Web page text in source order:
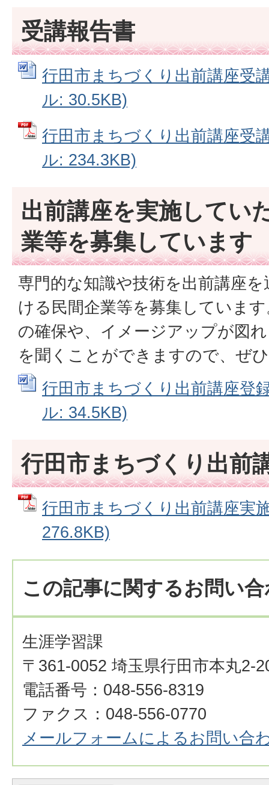
受講報告書
行田市まちづくり出前講座受
ル: 30.5KB)
行田市まちづくり出前講座受
ル: 234.3KB)
出前講座を実施してい
業等を募集しています
専門的な知識や技術を出前講座
ける民間企業等を募集していま
の確保や、イメージアップが図
を聞くことができますので、ぜ
行田市まちづくり出前講座登
ル: 34.5KB)
行田市まちづくり出前
行田市まちづくり出前講座実
276.8KB)
この記事に関するお問い
生涯学習課
〒361-0052 埼玉県行田市本丸2-
電話番号：048-556-8319
ファクス：048-556-0770
メールフォームによるお問い合